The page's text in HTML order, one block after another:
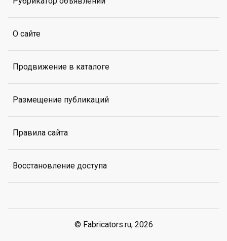
О сайте
Продвижение в каталоге
Размещение публикаций
Правила сайта
Восстановление доступа
© Fabricators.ru, 2026